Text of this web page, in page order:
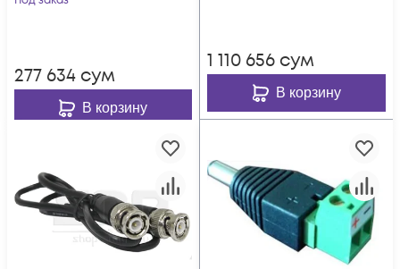
277 634 сум
В корзину
1 110 656 сум
В корзину